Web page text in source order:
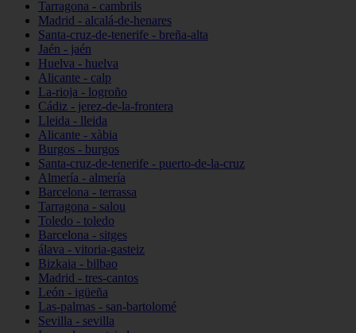
Tarragona - cambrils
Madrid - alcalá-de-henares
Santa-cruz-de-tenerife - breña-alta
Jaén - jaén
Huelva - huelva
Alicante - calp
La-rioja - logroño
Cádiz - jerez-de-la-frontera
Lleida - lleida
Alicante - xàbia
Burgos - burgos
Santa-cruz-de-tenerife - puerto-de-la-cruz
Almería - almería
Barcelona - terrassa
Tarragona - salou
Toledo - toledo
Barcelona - sitges
álava - vitoria-gasteiz
Bizkaia - bilbao
Madrid - tres-cantos
León - igüeña
Las-palmas - san-bartolomé
Sevilla - sevilla